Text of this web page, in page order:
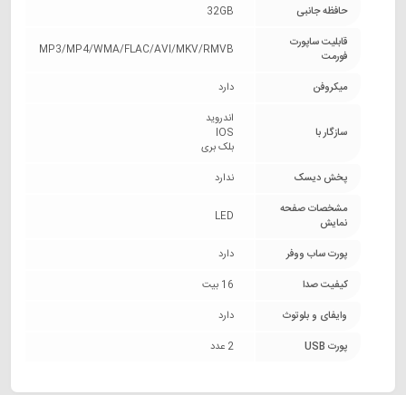
حافظه جانبی
32GB
قابلیت ساپورت
فورمت
MP3/MP4/WMA/FLAC/AVI/MKV/RMVB
میکروفن دارد
سازگار با
اندروید
IOS
بلک بری
پخش دیسک
ندارد
مشخصات صفحه
نمایش
LED
پورت ساب ووفر
دارد
کیفیت صدا
16 بیت
وایفای و بلوتوث
دارد
پورت USB
2 عدد